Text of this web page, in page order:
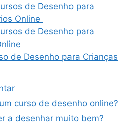
de Desenho para
Online
de Desenho para
de Desenho para Crianças
curso de desenho online?
a desenhar muito bem?